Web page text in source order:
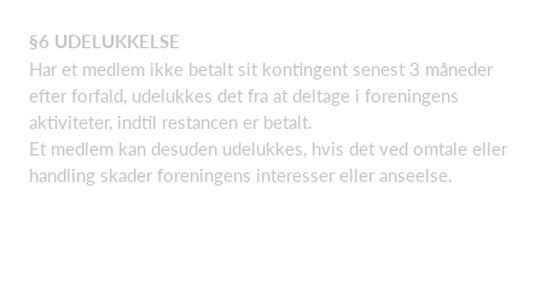
§6 UDELUKKELSE
Har et medlem ikke betalt sit kontingent senest 3 måneder
efter forfald, udelukkes det fra at deltage i foreningens
aktiviteter, indtil restancen er betalt.
Et medlem kan desuden udelukkes, hvis det ved omtale eller
handling skader foreningens interesser eller anseelse.